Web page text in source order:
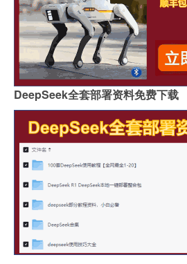
DeepSeek全套部署资料免费下载